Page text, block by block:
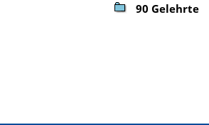
90 Gelehrte